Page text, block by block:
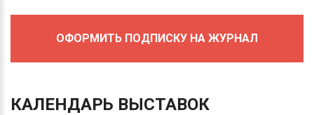
ОФОРМИТЬ ПОДПИСКУ НА ЖУРНАЛ
КАЛЕНДАРЬ ВЫСТАВОК